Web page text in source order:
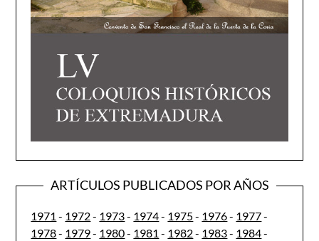
ARTÍCULOS PUBLICADOS POR AÑOS
1971 - 1972- 1973- 1974- 1975- 1976- 1977-
1978- 1979- 1980- 1981 - 1982- 1983- 1984-